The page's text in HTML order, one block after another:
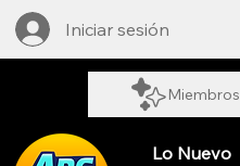
Iniciar sesión
Miembros
Lo Nuevo